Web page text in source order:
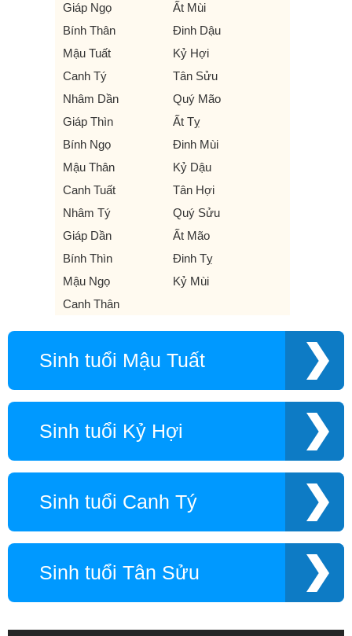
Giáp Ngọ
Ất Mùi
Bính Thân
Đinh Dậu
Mậu Tuất
Kỷ Hợi
Canh Tý
Tân Sửu
Nhâm Dần
Quý Mão
Giáp Thìn
Ất Tỵ
Bính Ngọ
Đinh Mùi
Mậu Thân
Kỷ Dậu
Canh Tuất
Tân Hợi
Nhâm Tý
Quý Sửu
Giáp Dần
Ất Mão
Bính Thìn
Đinh Tỵ
Mậu Ngọ
Kỷ Mùi
Canh Thân
Sinh tuổi Mậu Tuất
Sinh tuổi Kỷ Hợi
Sinh tuổi Canh Tý
Sinh tuổi Tân Sửu